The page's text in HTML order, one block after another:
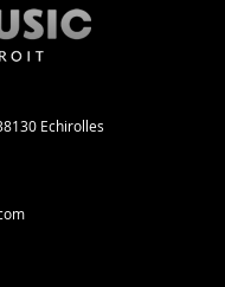
Echirolles